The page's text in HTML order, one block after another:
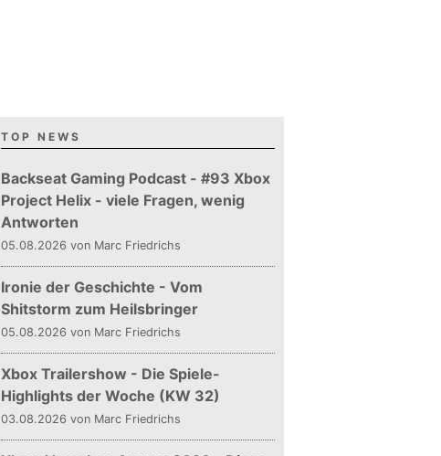
TOP NEWS
Backseat Gaming Podcast - #93 Xbox
Project Helix - viele Fragen, wenig
Antworten
05.08.2026 von Marc Friedrichs
Ironie der Geschichte - Vom
Shitstorm zum Heilsbringer
05.08.2026 von Marc Friedrichs
Xbox Trailershow - Die Spiele-
Highlights der Woche (KW 32)
03.08.2026 von Marc Friedrichs